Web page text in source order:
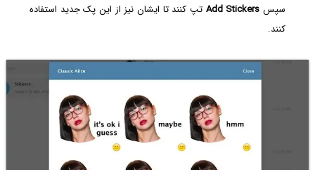
سپس Add Stickers تپ کنند تا ایشان نیز از این پک جدید استفاده
کنند.